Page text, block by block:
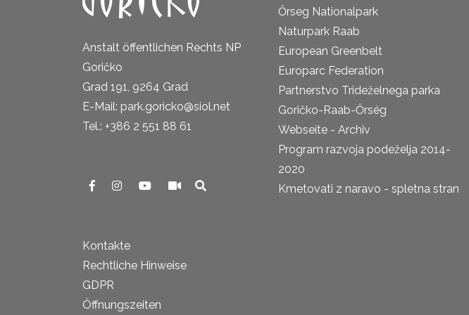
Anstalt öffentlichen Rechts NP
Goričko
Grad 191, 9264 Grad
E-Mail: park.goricko@siol.net
Tel.: +386 2 551 88 61
Kontakte
Rechtliche Hinweise
GDPR
Öffnungszeiten
Őrseg Nationalpark
Naturpark Raab
European Greenbelt
Europarc Federation
Partnerstvo Trideželnega parka
Goričko-Raab-Őrség
Webseite - Archiv
Program razvoja podeželja 2014-
2020
Kmetovati z naravo - spletna stran